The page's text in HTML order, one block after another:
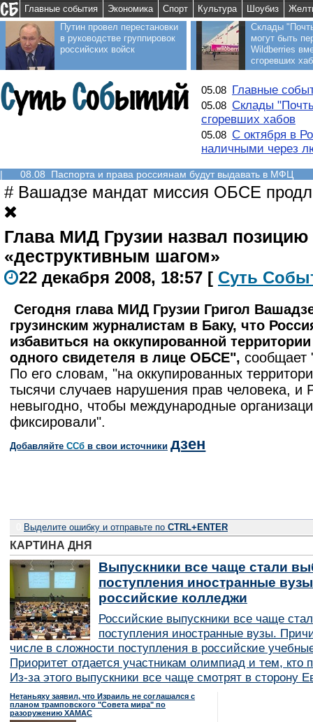
Главные события Экономика Спорт Культура Шоубиз
Путин провел перестановки
в руководстве группировок
российских войск
Склады
могут быть
Wildberries
сгоревших
05.08 Главные
05.08 Склады
сгоревших хабов
05.08 С октября в
наличными через
| 08.08 Паспорта и права россиянам будут выдавать в МФЦ
# Вашадзе мандат миссия ОБСЕ
Глава МИД Грузии назвал позицию
«деструктивным шагом»
22 декабря 2008, 18:57 [ Суть Соб
Сегодня глава МИД Грузии Григол
грузинским журналистам в Баку, что
избавиться на оккупированной
одного свидетеля в лице ОБСЕ", сообщает
По его словам, "на оккупированных
тысячи случаев нарушения прав человека, и
невыгодно, чтобы международные
фиксировали".
Добавляйте CСб в свои источники дзен
Выделите ошибку и отправьте по CTRL+ENTER
КАРТИНА ДНЯ
Выпускники все чаще стали
поступления иностранные
российские колледжи
Российские выпускники все чаще
поступления иностранные вузы.
числе в сложности поступления в российские
Приоритет отдается участникам олимпиад и тем, кто
Из-за этого выпускники все чаще смотрят в сторону
Нетаньяху заявил, что Израиль не соглашался с
планом трамповского "Совета мира" по
разоружению ХАМАС